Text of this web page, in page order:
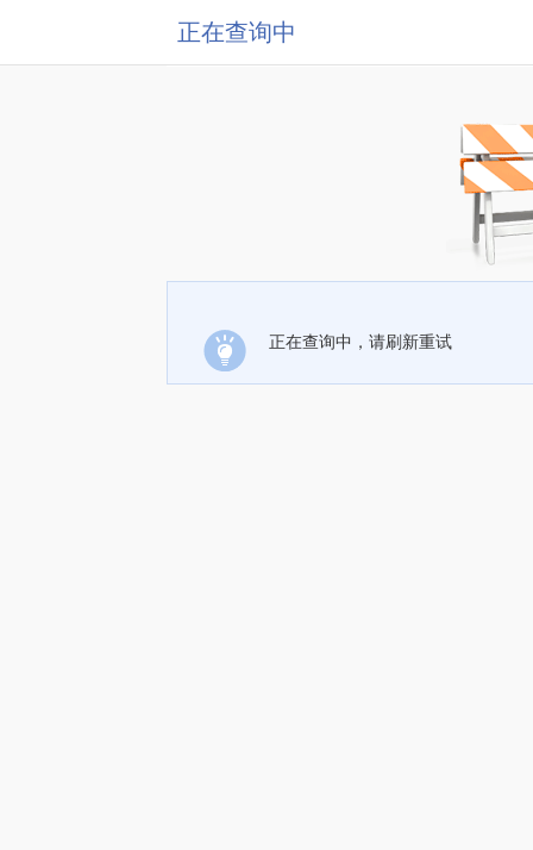
正在查询中
正在查询中，请刷新重试